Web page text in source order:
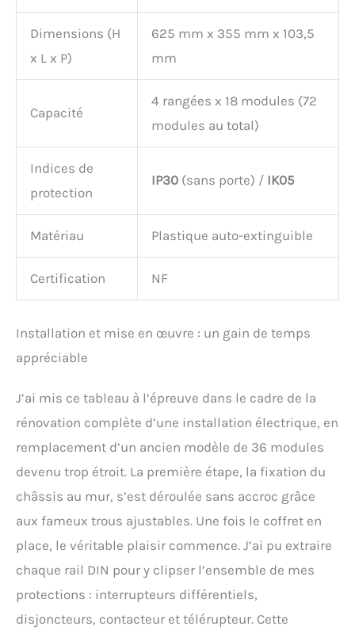
Dimensions (H
x L x P)
625 mm x 355 mm x 103,5
mm
Capacité
4 rangées x 18 modules (72
modules au total)
Indices de
protection
IP30 (sans porte) / IK05
Matériau Plastique auto-extinguible
Certification NF
Installation et mise en œuvre : un gain de temps
appréciable
J’ai mis ce tableau à l’épreuve dans le cadre de la
rénovation complète d’une installation électrique, en
remplacement d’un ancien modèle de 36 modules
devenu trop étroit. La première étape, la fixation du
châssis au mur, s’est déroulée sans accroc grâce
aux fameux trous ajustables. Une fois le coffret en
place, le véritable plaisir commence. J’ai pu extraire
chaque rail DIN pour y clipser l’ensemble de mes
protections : interrupteurs différentiels,
disjoncteurs, contacteur et télérupteur. Cette